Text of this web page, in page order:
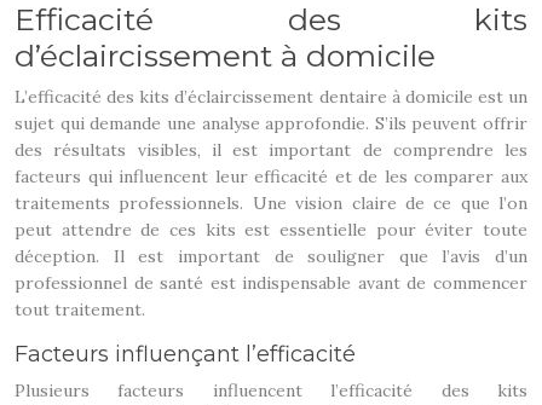
Efficacité des kits
d’éclaircissement à domicile
L’efficacité des kits d’éclaircissement dentaire à domicile est un
sujet qui demande une analyse approfondie. S’ils peuvent offrir
des résultats visibles, il est important de comprendre les
facteurs qui influencent leur efficacité et de les comparer aux
traitements professionnels. Une vision claire de ce que l’on
peut attendre de ces kits est essentielle pour éviter toute
déception. Il est important de souligner que l’avis d’un
professionnel de santé est indispensable avant de commencer
tout traitement.
Facteurs influençant l’efficacité
Plusieurs facteurs influencent l’efficacité des kits